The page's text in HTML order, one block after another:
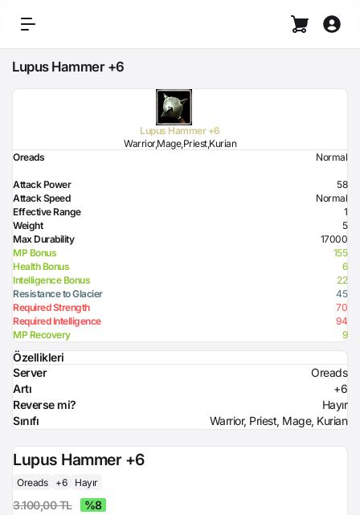
Lupus Hammer +6
Lupus Hammer +6
Warrior,Mage,Priest,Kurian
Oreads
Normal
Attack Power
58
Attack Speed
Normal
Effective Range
1
Weight
5
Max Durability
17000
MP Bonus
155
Health Bonus
6
Intelligence Bonus
22
Resistance to Glacier
45
Required Strength
70
Required Intelligence
94
MP Recovery
9
Özellikleri
Server
Oreads
Artı
+6
Reverse mi?
Hayır
Sınıfı
Warrior, Priest, Mage, Kurian
Lupus Hammer +6
Oreads +6 Hayır
3.100,00 TL %8